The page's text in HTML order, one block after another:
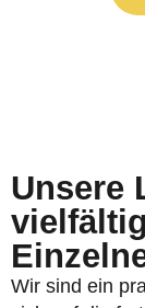
Unsere
Wir sind ein